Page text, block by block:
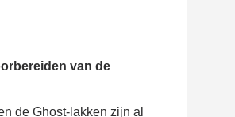
van de
de Ghost-lakken zijn al